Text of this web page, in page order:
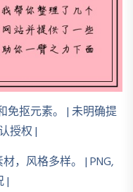
免抠元素。 | 未明确提
授权 |
，风格多样。 | PNG,
|